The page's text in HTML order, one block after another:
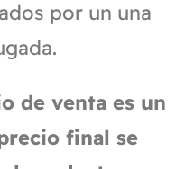
por un una
de venta es un
final se